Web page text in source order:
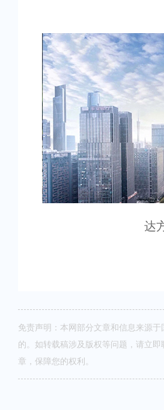
达
免责声明：本网部分文章和信息来源
的。如转载稿涉及版权等问题，请立
章，保障您的权利。